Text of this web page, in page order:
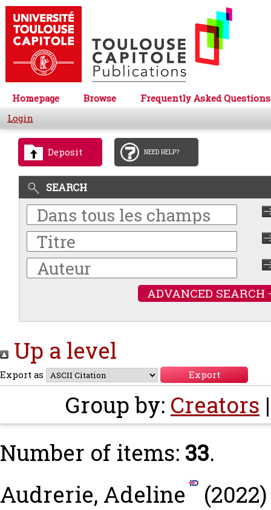
Homepage Browse
Frequently Asked Questions
Login
Deposit NEED HELP?
SEARCH
ADVANCED SEARCH
Up a level
Export as
Group by: Creators
Number of items: 33.
Audrerie, Adeline